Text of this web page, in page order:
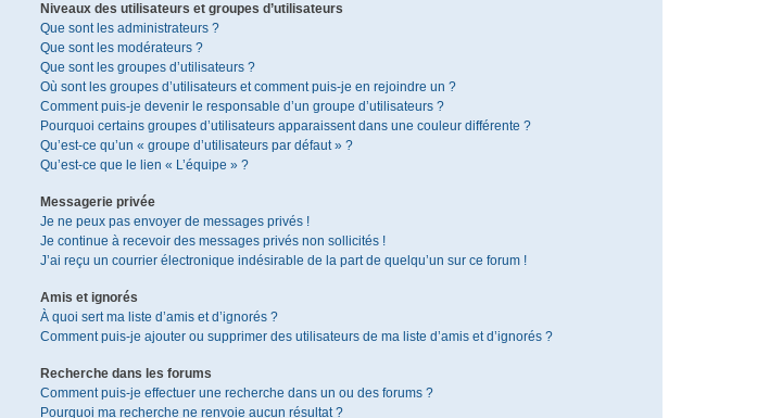
Niveaux des utilisateurs et groupes d’utilisateurs
Que sont les administrateurs ?
Que sont les modérateurs ?
Que sont les groupes d’utilisateurs ?
Où sont les groupes d’utilisateurs et comment puis-je en rejoindre un ?
Comment puis-je devenir le responsable d’un groupe d’utilisateurs ?
Pourquoi certains groupes d’utilisateurs apparaissent dans une couleur différente ?
Qu’est-ce qu’un « groupe d’utilisateurs par défaut » ?
Qu’est-ce que le lien « L’équipe » ?
Messagerie privée
Je ne peux pas envoyer de messages privés !
Je continue à recevoir des messages privés non sollicités !
J’ai reçu un courrier électronique indésirable de la part de quelqu’un sur ce forum !
Amis et ignorés
À quoi sert ma liste d’amis et d’ignorés ?
Comment puis-je ajouter ou supprimer des utilisateurs de ma liste d’amis et d’ignorés ?
Recherche dans les forums
Comment puis-je effectuer une recherche dans un ou des forums ?
Pourquoi ma recherche ne renvoie aucun résultat ?